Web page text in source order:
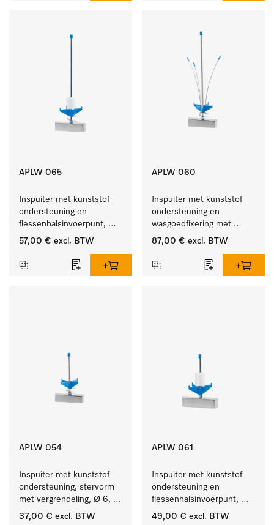
APLW 065
Inspuiter met kunststof
ondersteuning en
flessenhalsinvoerpunt,
ster, Ø 6, lengte 275 mm.
57,00 € excl. BTW
APLW 060
Inspuiter met kunststof
ondersteuning en
wasgoedfixering met
vergr., Ø 6, lengte
87,00 € excl. BTW
APLW 054
Inspuiter met kunststof
ondersteuning, stervorm
met vergrendeling, Ø 6,
lengte 135 mm.
37,00 € excl. BTW
APLW 061
Inspuiter met kunststof
ondersteuning en
flessenhalsinvoerpunt,
ster, Ø 6, lengte 115 mm.
49,00 € excl. BTW